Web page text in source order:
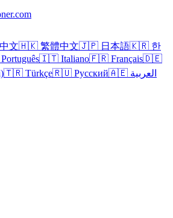
文🇭🇰 繁體中文🇯🇵 日本語🇰🇷 한
🇮🇹 Italiano🇫🇷 Français🇩🇪
🇹🇷 Türkçe🇷🇺 Русский 🇦🇪 العربية